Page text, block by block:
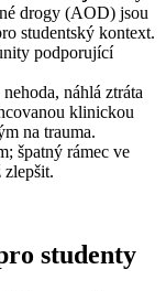
drogy (AOD) jsou
studentský kontext.
podporující
náhlá ztráta
klinickou
na trauma.
špatný rámec ve
zlepšit.
studenty